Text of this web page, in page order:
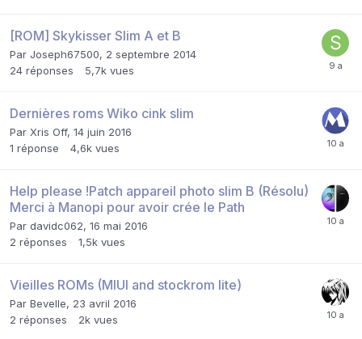
[ROM] Skykisser Slim A et B
Par Joseph67500, 2 septembre 2014
24 réponses 5,7k vues
Dernières roms Wiko cink slim
Par Xris Off, 14 juin 2016
1 réponse 4,6k vues
Help please !Patch appareil photo slim B (Résolu)
Merci à Manopi pour avoir crée le Path
Par davidc062, 16 mai 2016
2 réponses 1,5k vues
Vieilles ROMs (MIUI and stockrom lite)
Par Bevelle, 23 avril 2016
2 réponses 2k vues